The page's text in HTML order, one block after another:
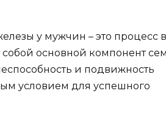
у мужчин – это процесс
основной компонент
и подвижность
условием для успешного